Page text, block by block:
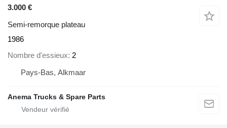
3.000 €
Semi-remorque plateau
1986
Nombre d'essieux 2
Pays-Bas, Alkmaar
Anema Trucks & Spare Parts